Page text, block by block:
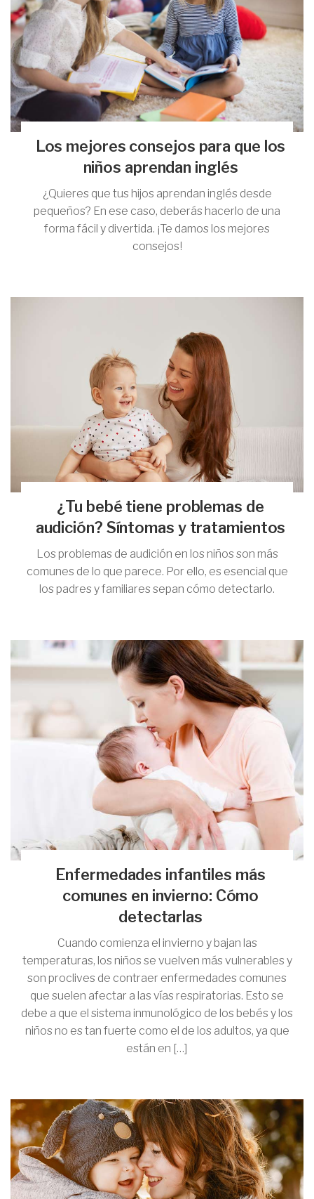
Los mejores consejos para que los
niños aprendan inglés
¿Quieres que tus hijos aprendan inglés desde
pequeños? En ese caso, deberás hacerlo de una
forma fácil y divertida. ¡Te damos los mejores
consejos!
¿Tu bebé tiene problemas de
audición? Síntomas y tratamientos
Los problemas de audición en los niños son más
comunes de lo que parece. Por ello, es esencial que
los padres y familiares sepan cómo detectarlo.
Enfermedades infantiles más
comunes en invierno: Cómo
detectarlas
Cuando comienza el invierno y bajan las
temperaturas, los niños se vuelven más vulnerables y
son proclives de contraer enfermedades comunes
que suelen afectar a las vías respiratorias. Esto se
debe a que el sistema inmunológico de los bebés y los
niños no es tan fuerte como el de los adultos, ya que
están en […]